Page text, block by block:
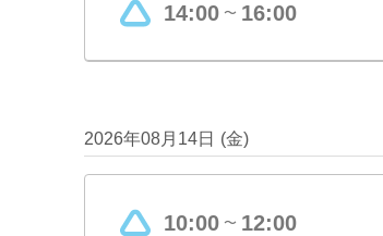
14:00 〜 16:00
2026年08月14日 (金)
10:00 〜 12:00